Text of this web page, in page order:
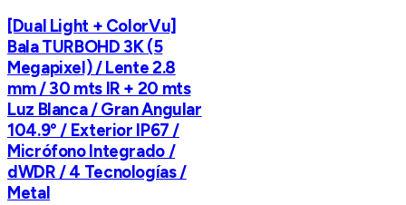
[Dual Light + ColorVu]
Bala TURBOHD 3K (5
Megapixel) / Lente 2.8
mm / 30 mts IR + 20 mts
Luz Blanca / Gran Angular
104.9° / Exterior IP67 /
Micrófono Integrado /
dWDR / 4 Tecnologías /
Metal